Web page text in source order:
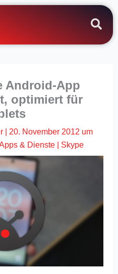
Android-App
optimiert für
20. November 2012 um
& Dienste Skype